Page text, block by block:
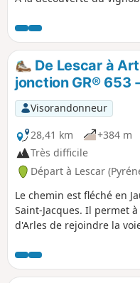
De Lescar à
jonction GR® 653
Visorandonneur
28,41 km
+384 m
Très difficile
Départ à Lescar
Le chemin est fléché en
Saint-Jacques. Il permet
d'Arles de rejoindre la
entre les deux villes